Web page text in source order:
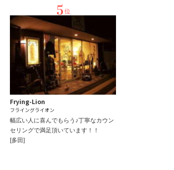
5 位
Frying-Lion
フライングライオン
幅広い人に喜んでもらう♪丁寧なカウン
セリングで満足頂いています！！
[多田]